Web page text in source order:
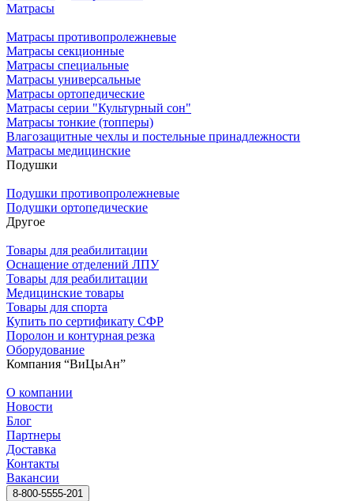
Матрасы
Матрасы противопролежневые
Матрасы секционные
Матрасы специальные
Матрасы универсальные
Матрасы ортопедические
Матрасы серии "Культурный сон"
Матрасы тонкие (топперы)
Влагозащитные чехлы и постельные принадлежности
Матрасы медицинские
Подушки
Подушки противопролежневые
Подушки ортопедические
Другое
Товары для реабилитации
Оснащение отделений ЛПУ
Товары для реабилитации
Медицинские товары
Товары для спорта
Купить по сертификату СФР
Поролон и контурная резка
Оборудование
Компания “ВиЦыАн”
О компании
Новости
Блог
Партнеры
Доставка
Контакты
Вакансии
8-800-5555-201